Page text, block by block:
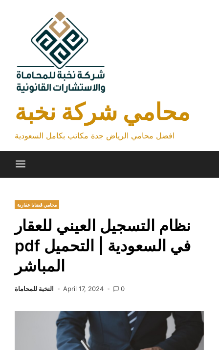
محامي شركة نخبة
افضل محامي الرياض جدة مكاتب بكامل السعودية
محامي قضايا عقارية
نظام التسجيل العيني للعقار
pdf في السعودية | التحميل
المباشر
النخبة للمحاماة April 17, 2024 0